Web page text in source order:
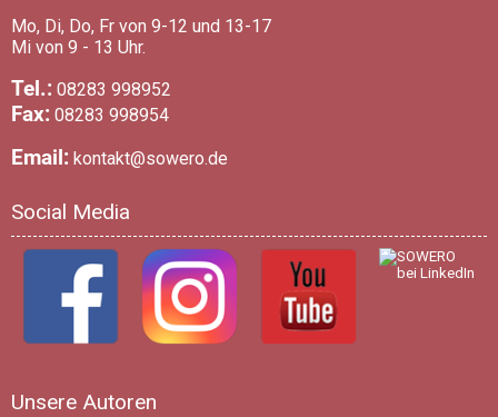
Mo, Di, Do, Fr von 9-12 und 13-17
Mi von 9 - 13 Uhr.
Tel.: 08283 998952
Fax: 08283 998954
Email: kontakt@sowero.de
Social Media
Unsere Autoren